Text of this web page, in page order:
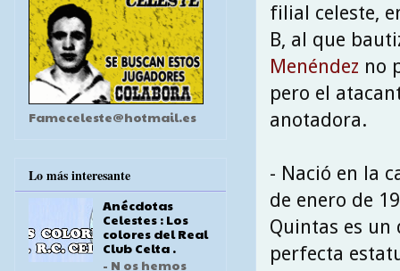
filial celeste,
B, al que
Menéndez no
pero el
anotadora.
- Nació en la
de enero de
Quintas es un
perfecta
Fameceleste@hotmail.es
Lo más interesante
Anécdotas
Celestes : Los
colores del Real
Club Celta .
- N os hemos